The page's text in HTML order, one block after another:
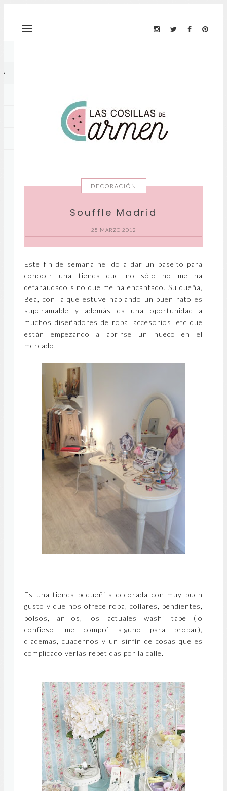
DECORACIÓN
Souffle Madrid
25 MARZO 2012
Este fin de semana he ido a dar un paseíto para
conocer una tienda que no sólo no me ha
defaraudado sino que me ha encantado. Su dueña,
Bea, con la que estuve hablando un buen rato es
superamable y además da una oportunidad a
muchos diseñadores de ropa, accesorios, etc que
están empezando a abrirse un hueco en el
mercado.
Es una tienda pequeñita decorada con muy buen
gusto y que nos ofrece ropa, collares, pendientes,
bolsos, anillos, los actuales washi tape (lo
confieso, me compré alguno para probar),
diademas, cuadernos y un sinfín de cosas que es
complicado verlas repetidas por la calle.